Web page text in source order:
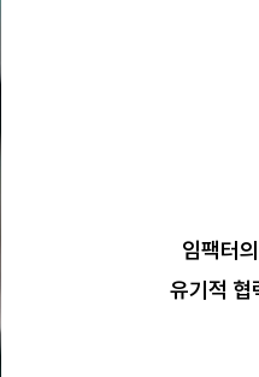
임팩터
유기적 협